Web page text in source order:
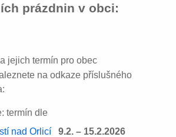
prázdnin v obci:
jejich termín pro obec
na odkaze příslušného
termín dle
nad Orlicí
9.2. – 15.2.2026